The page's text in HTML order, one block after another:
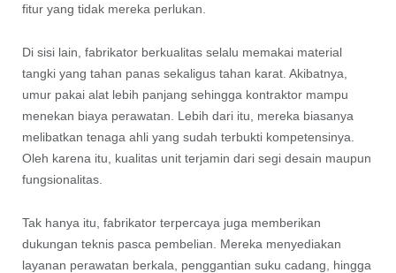
fitur yang tidak mereka perlukan.
Di sisi lain, fabrikator berkualitas selalu memakai material
tangki yang tahan panas sekaligus tahan karat. Akibatnya,
umur pakai alat lebih panjang sehingga kontraktor mampu
menekan biaya perawatan. Lebih dari itu, mereka biasanya
melibatkan tenaga ahli yang sudah terbukti kompetensinya.
Oleh karena itu, kualitas unit terjamin dari segi desain maupun
fungsionalitas.
Tak hanya itu, fabrikator terpercaya juga memberikan
dukungan teknis pasca pembelian. Mereka menyediakan
layanan perawatan berkala, penggantian suku cadang, hingga